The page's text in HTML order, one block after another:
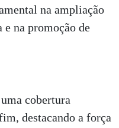
na ampliação
e na promoção de
cobertura
destacando a força